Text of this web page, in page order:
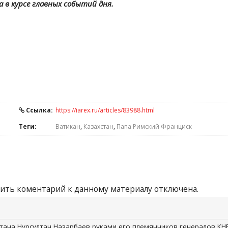
в курсе главных событий дня.
Ссылка: https://iarex.ru/articles/83988.html
Теги:
Ватикан, Казахстан, Папа Римский Франциск
коментарий к данному материалу отключена.